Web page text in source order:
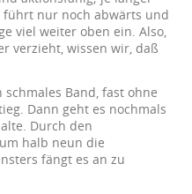
führt nur noch abwärts und
viel weiter oben ein. Also,
verzieht, wissen wir, daß
Band, fast ohne
Dann geht es nochmals
Durch den
halb neun die
fängt es an zu